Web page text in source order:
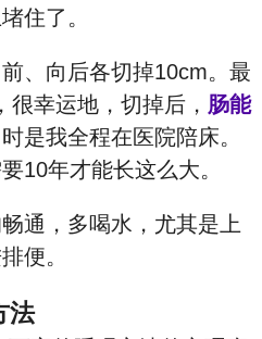
住了。
、向后各切掉10cm。最
很幸运地，切掉后， 肠能
是我全程在医院陪床。
10年才能长这么大。
通，多喝水，尤其是上
便。
法